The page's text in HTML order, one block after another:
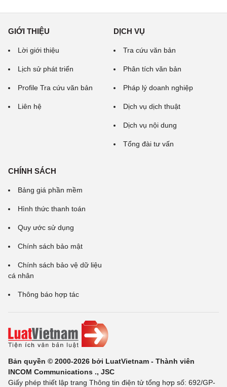
GIỚI THIỆU
Lời giới thiệu
Lịch sử phát triển
Profile Tra cứu văn bản
Liên hệ
DỊCH VỤ
Tra cứu văn bản
Phân tích văn bản
Pháp lý doanh nghiệp
Dịch vụ dịch thuật
Dịch vụ nội dung
Tổng đài tư vấn
CHÍNH SÁCH
Bảng giá phần mềm
Hình thức thanh toán
Quy ước sử dụng
Chính sách bảo mật
Chính sách bảo vệ dữ liệu
cá nhân
Thông báo hợp tác
Bản quyền © 2000-2026 bởi LuatVietnam - Thành viên
INCOM Communications ., JSC
Giấy phép thiết lập trang Thông tin điện tử tổng hợp số: 692/GP-